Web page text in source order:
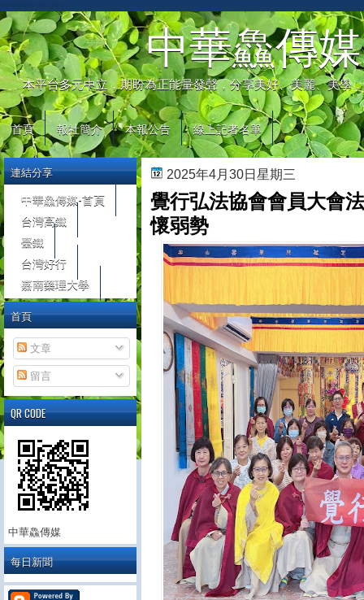
中華鱻傳媒
本平台多元中立，期盼為正能量發聲，分享美好、美麗、美學
首頁 報社簡介 本報公告 線上記者名單
2025年4月30日星期三
覺行弘法協會會員大會
懷弱勢
連結分享
中華鱻傳媒-首頁
台灣高鐵
臺鐵
台灣好行
嘉南藥理大學
首頁
文章
留言
QR CODE
中華鱻傳媒
每日新聞